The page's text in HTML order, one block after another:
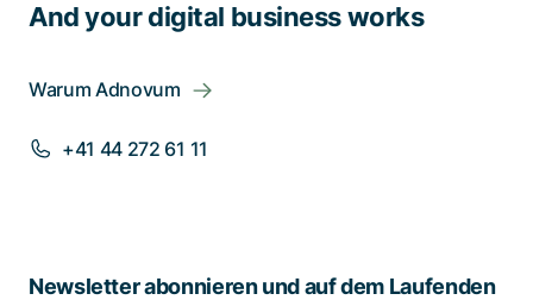
And your digital business works
Warum Adnovum
+41 44 272 61 11
Newsletter abonnieren und auf dem Laufenden